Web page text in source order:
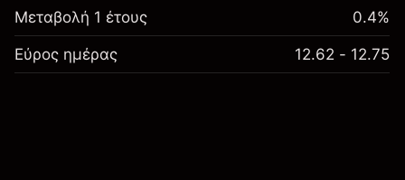
Μεταβολή 1 έτους 0.4%
Εύρος ημέρας 12.62 - 12.75